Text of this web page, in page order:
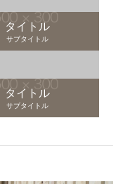
タイトル
サブタイトル
タイトル
サブタイトル